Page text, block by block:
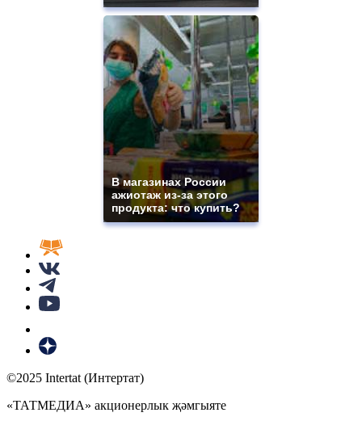
В магазинах России
ажиотаж из-за этого
продукта: что купить?
©2025 Intertat (Интертат)
«ТАТМЕДИА» акционерлык җәмгыяте